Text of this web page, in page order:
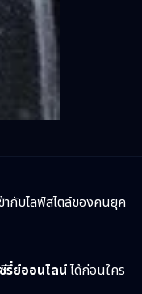
ากับไลฟ์สไตล์ของคนยุค
รี่ย์ออนไลน์ได้ก่อนใคร